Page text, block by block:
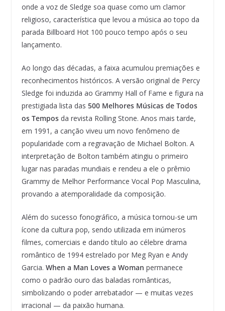
onde a voz de Sledge soa quase como um clamor
religioso, característica que levou a música ao topo da
parada Billboard Hot 100 pouco tempo após o seu
lançamento.
Ao longo das décadas, a faixa acumulou premiações e
reconhecimentos históricos. A versão original de Percy
Sledge foi induzida ao Grammy Hall of Fame e figura na
prestigiada lista das 500 Melhores Músicas de Todos
os Temposda revista Rolling Stone. Anos mais tarde,
em 1991, a canção viveu um novo fenômeno de
popularidade com a regravação de Michael Bolton. A
interpretação de Bolton também atingiu o primeiro
lugar nas paradas mundiais e rendeu a ele o prêmio
Grammy de Melhor Performance Vocal Pop Masculina,
provando a atemporalidade da composição.
Além do sucesso fonográfico, a música tornou-se um
ícone da cultura pop, sendo utilizada em inúmeros
filmes, comerciais e dando título ao célebre drama
romântico de 1994 estrelado por Meg Ryan e Andy
Garcia. When a Man Loves a Woman permanece
como o padrão ouro das baladas românticas,
simbolizando o poder arrebatador — e muitas vezes
irracional — da paixão humana.